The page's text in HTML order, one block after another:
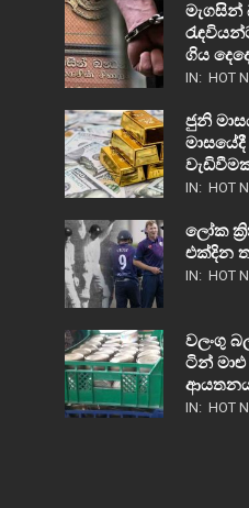
මැගසින්
ගිය
IN: HOT
ජුනි
IN: HOT
ලෝක
එක්දින
IN: HOT
වලංගු
ටින්
IN: HOT